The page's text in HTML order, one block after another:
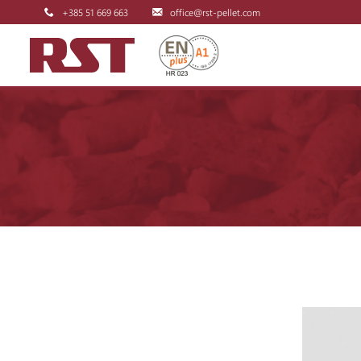
+385 51 669 663 office@rst-pellet.com